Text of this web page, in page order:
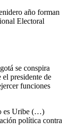
año forman
Electoral
se conspira
presidente de
funciones
es Uribe (…)
política contra